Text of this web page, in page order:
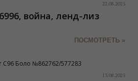
22.08.2025
война, ленд-лиз
ПОСМОТРЕТЬ »
13.08.2025